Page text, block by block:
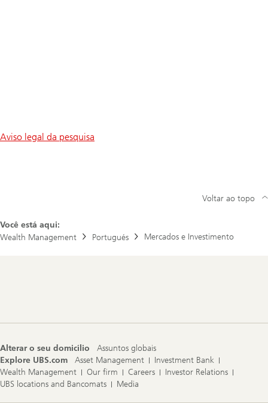
Aviso legal da pesquisa
Você está aqui:
Wealth Management
Portugués Mercados e Investimento
Voltar ao topo
Alterar o seu domicílio
Assuntos globais
Explore UBS.com
Asset Management
Investment Bank
Wealth Management
Our firm Careers
Investor Relations
UBS locations and Bancomats
Media